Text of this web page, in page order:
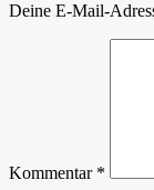
Deine E-Mail-
Kommentar *